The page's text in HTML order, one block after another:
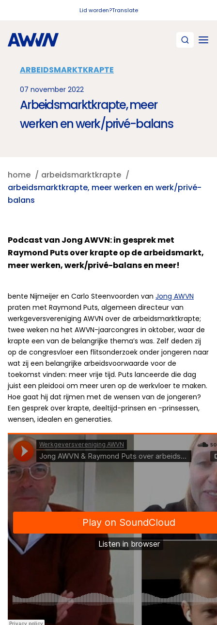
Lid worden?Translate
ARBEIDSMARKTKRAPTE
07 november 2022
Arbeidsmarktkrapte, meer
werken en werk/privé-balans
home
arbeidsmarktkrapte
arbeidsmarktkrapte, meer werken en werk/privé-
balans
Podcast van Jong AWVN: in gesprek met
Raymond Puts over krapte op de arbeidsmarkt,
meer werken, werk/privé-balans en meer!
bente Nijmeijer en Carlo Steenvoorden van Jong AWVN
praten met Raymond Puts, algemeen directeur van
werkgeversvereniging AWVN over de arbeidsmarktkrapte;
twee weken na het AWVN-jaarcongres in oktober, waar de
krapte een van de belangrijke thema’s was. Zelf deden zij
op de congresvloer een flitsonderzoek onder jongeren naar
wat zij een belangrijke arbeidsvoorwaarde voor de
toekomst vinden: meer vrije tijd. Puts lanceerde die dag
juist een pleidooi om meer uren op de werkvloer te maken.
Hoe gaat hij dat rijmen met de wensen van de jongeren?
Een gesprek over krapte, deeltijd-prinsen en -prinsessen,
wensen, idealen en generaties.